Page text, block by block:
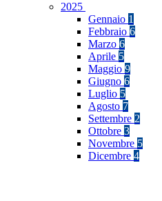
2025
Gennaio 1
Febbraio 6
Marzo 6
Aprile 5
Maggio 9
Giugno 6
Luglio 5
Agosto 7
Settembre 2
Ottobre 3
Novembre 5
Dicembre 4